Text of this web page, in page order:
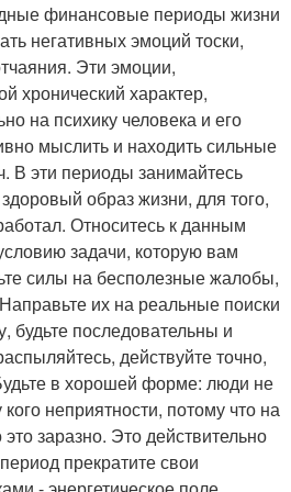
финансовые периоды жизни
негативных эмоций тоски,
Эти эмоции,
хронический характер,
на психику человека и его
мыслить и находить сильные
В эти периоды занимайтесь
образ жизни, для того,
Относитесь к данным
задачи, которую вам
силы на бесполезные жалобы,
их на реальные поиски
будьте последовательны и
действуйте точно,
в хорошей форме: люди не
неприятности, потому что на
заразно. Это действительно
прекратите свои